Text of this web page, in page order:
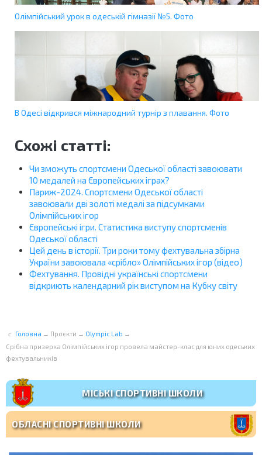
Олімпійський урок в одеській гімназії №5. Фото
В Одесі відкрився міжнародний турнір з плавання. Фото
Схожі статті:
Чи зможуть спортсмени Одеської області завоювати
10 медалей на Європейських іграх?
Париж-2024. Спортсмени Одеської області
завоювали дві золоті медалі за підсумками
Олімпійських ігор
Європейські ігри. Статистика виступу спортсменів
Одеської області
Цей день в історії. Три роки тому фехтувальна збірна
України завоювала «срібло» Олімпійських ігор (відео)
Фехтування. Провідні українські спортсмени
відкриють календарний рік виступом на Кубку світу
Головна → Проєкти → Olympic Lab
→
Срібна призерка Олімпійських ігор провела майстер-клас для юних одеських
фехтувальників
МІСЬКІ СПОРТИВНІ ШКОЛИ
ОБЛАСНІ СПОРТИВНІ ШКОЛИ